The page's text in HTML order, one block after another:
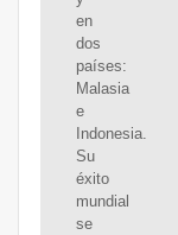
en
dos
países:
Malasia
e
Indonesia.
Su
éxito
mundial
se